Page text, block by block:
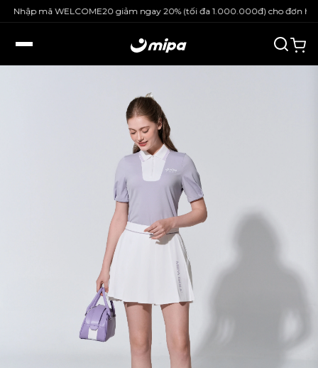
Nhập mã WELCOME20 giảm ngay 20% (tối đa 1.000.000đ) cho đơn hàng